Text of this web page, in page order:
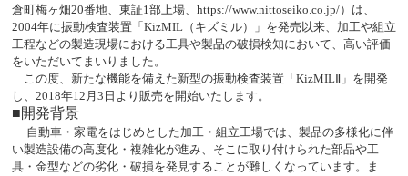
倉町梅ヶ畑20番地、東証1部上場、 https://www.nittoseiko.co.jp/）は、
2004年に振動検査装置「 KizMIL （キズミル）」を発売以来、加工や組立
工程などの製造現場における工具や製品の破損検知において、高い評価
をいただいてまいりました。
この度、新たな機能を備えた新型の振動検査装置「 KizMILⅡ 」を開発
し、 2018年12 月 3 日より販売を開始いたします。
■開発背景
自動車・家電をはじめとした加工・組立工場では、製品の多様化に伴
い製造設備の高度化・複雑化が進み、そこに取り付けられた部品や工
具・金型などの劣化・破損を発見することが難しくなっています。ま